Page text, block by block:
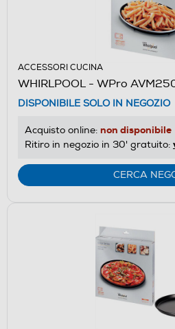
ACCESSORI CUCINA
WHIRLPOOL - WPro
DISPONIBILE SOLO IN NEGOZIO
Acquisto online: non disponibile
Ritiro in negozio in 30' gratuito:
CERCA